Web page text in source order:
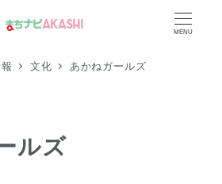
MENU
文化 あかねガールズ
ルズ